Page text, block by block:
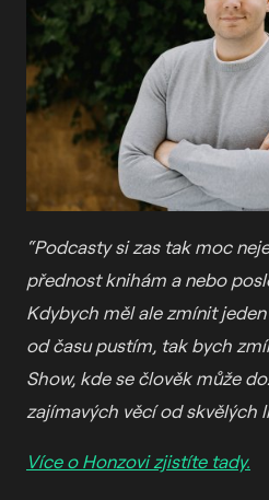
“Podcasty si zas tak moc
přednost knihám a nebo
Kdybych měl ale zmínit
od času pustím, tak bych
Show, kde se člověk může
zajímavých věcí od skvělých
Více o Honzovi zjistíte tady.